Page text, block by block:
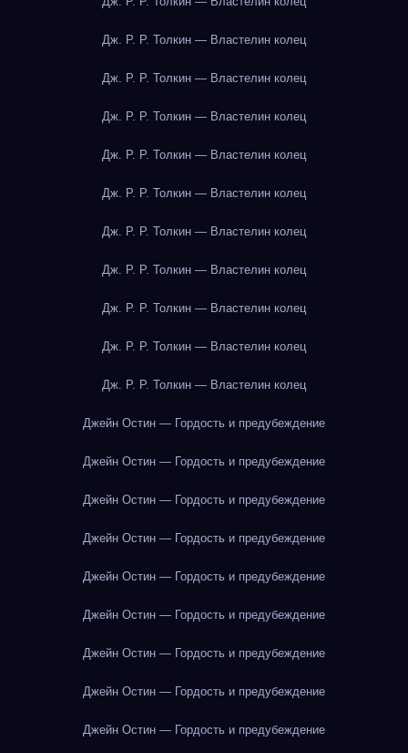
Дж. Р. Р. Толкин — Властелин колец
Дж. Р. Р. Толкин — Властелин колец
Дж. Р. Р. Толкин — Властелин колец
Дж. Р. Р. Толкин — Властелин колец
Дж. Р. Р. Толкин — Властелин колец
Дж. Р. Р. Толкин — Властелин колец
Дж. Р. Р. Толкин — Властелин колец
Дж. Р. Р. Толкин — Властелин колец
Дж. Р. Р. Толкин — Властелин колец
Дж. Р. Р. Толкин — Властелин колец
Джейн Остин — Гордость и предубеждение
Джейн Остин — Гордость и предубеждение
Джейн Остин — Гордость и предубеждение
Джейн Остин — Гордость и предубеждение
Джейн Остин — Гордость и предубеждение
Джейн Остин — Гордость и предубеждение
Джейн Остин — Гордость и предубеждение
Джейн Остин — Гордость и предубеждение
Джейн Остин — Гордость и предубеждение